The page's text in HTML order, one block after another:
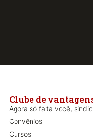
Clube de
Agora só falta você,
Convênios
Cursos